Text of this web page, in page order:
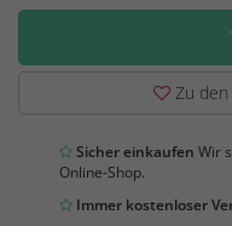
Zu den
Sicher einkaufen Wir
Online-Shop.
Immer kostenloser